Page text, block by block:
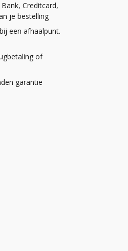
Creditcard,
je bestelling
een afhaalpunt.
of
garantie